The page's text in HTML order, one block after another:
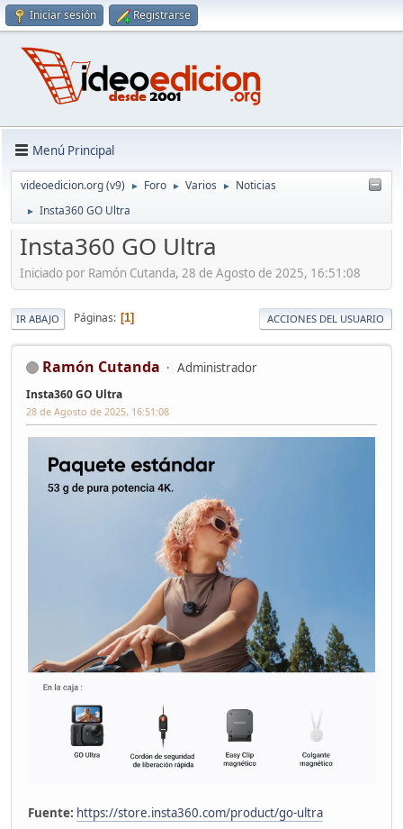
Iniciar sesión Registrarse
Menú Principal
videoedicion.org (v9) ► Foro ► Varios ► Noticias
► Insta360 GO Ultra
Insta360 GO Ultra
Iniciado por Ramón Cutanda, 28 de Agosto de 2025, 16:51:08
IR ABAJO Páginas 1 ACCIONES DEL USUARIO
Ramón Cutanda Administrador
Insta360 GO Ultra
28 de Agosto de 2025, 16:51:08
Fuente: https://store.insta360.com/product/go-ultra